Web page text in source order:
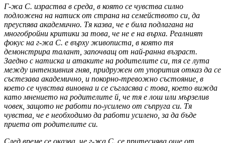
Г-жа С. израства в среда, в която се чувства силно
подложена на натиск от страна на семейството си, да
преуспява академично. Тя казва, че е била подлагана на
многобройни критики за това, че не е на върха. Реалният
фокус на г-жа С. е върху живописта, в която тя
демонстрира талант, започващ от най-ранна възраст.
Заедно с натиска и атаките на родителите си, тя се лута
между интензивния гняв, придружен от упорития отказ да се
състезава академично, и покорно-тревожно състояние, в
което се чувства виновна и се съгласява с това, което вижда
като мнението на родителите й, че тя е лош или мързелив
човек, защото не работи по-усилено от съпруга си. Тя
чувства, че е необходимо да работи усилено, за да бъде
приета от родителите си.
След време се оказва, че г-жа С. се притеснява още от